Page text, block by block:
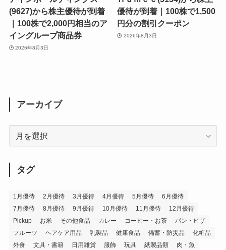
(9627)から株主優待が到着
｜100株で2,000円相当のア
イングループ商品券
2026年8月3日
優待が到着｜100株で1,500
円分の割引クーポン
2026年8月3日
アーカイブ
タグ
1月優待 2月優待 3月優待 4月優待 5月優待
6月優待
7月優待
8月優待 9月優待 10月優待 11月優待
12月優待
Pickup
お米 その他食品 カレー コーヒー・お茶
パン・ピザ
フルーツ
ヘアケア用品 乳製品 健康食品 備蓄・防災品
化粧品
外食
文具・書籍 日用雑貨 服飾 玩具 紙製品類
肉・魚